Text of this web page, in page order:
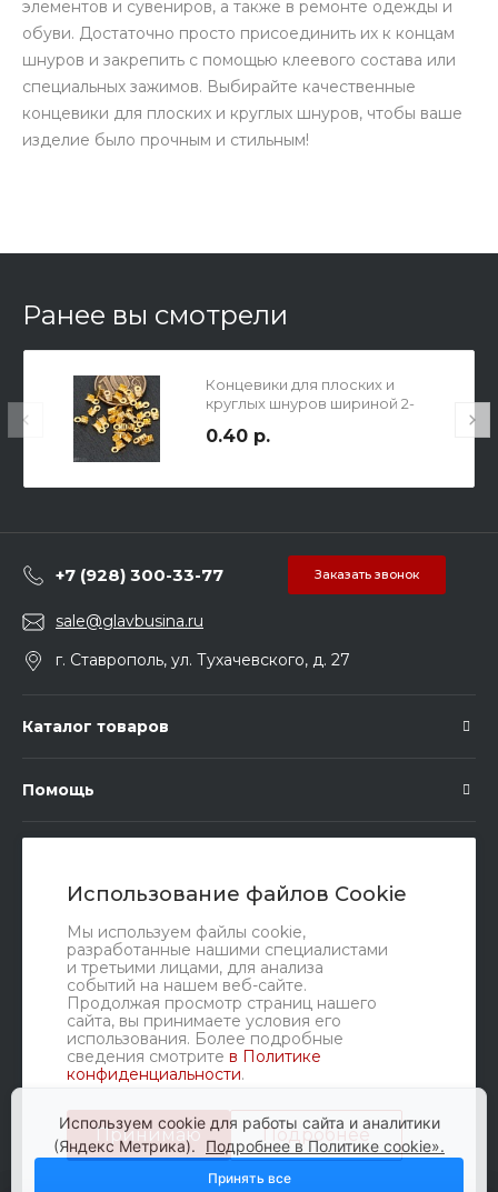
Использование файлов Cookie
Мы используем файлы cookie,
разработанные нашими специалистами
и третьими лицами, для анализа
событий на нашем веб-сайте.
Продолжая просмотр страниц нашего
сайта, вы принимаете условия его
использования. Более подробные
сведения смотрите в Политике
конфиденциальности.
Принимаю Подробнее
элементов и сувениров, а также в ремонте одежды и
обуви. Достаточно просто присоединить их к концам
шнуров и закрепить с помощью клеевого состава или
специальных зажимов. Выбирайте качественные
концевики для плоских и круглых шнуров, чтобы ваше
изделие было прочным и стильным!
Ранее вы смотрели
Концевики для плоских и
круглых шнуров шириной 2-
железные, микс цветов
0.40 р.
+7 (928) 300-33-77 Заказать звонок
sale@glavbusina.ru
г. Ставрополь, ул. Тухачевского, д. 27
Каталог товаров
Помощь
Мы в соц. сетях
Используем cookie для работы сайта и аналитики
(Яндекс Метрика). Подробнее в Политике cookie».
Принять все